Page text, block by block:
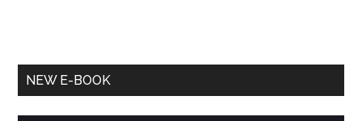
Primary
NEW E-BOOK